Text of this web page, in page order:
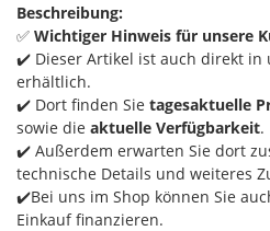
Beschreibung:
✅ Wichtiger Hinweis für unsere
✔️ Dieser Artikel ist auch direkt in
erhältlich.
✔️ Dort finden Sie tagesaktuelle
sowie die aktuelle Verfügbarkeit.
✔️ Außerdem erwarten Sie dort
technische Details und weiteres
✔️Bei uns im Shop können Sie
Einkauf finanzieren.